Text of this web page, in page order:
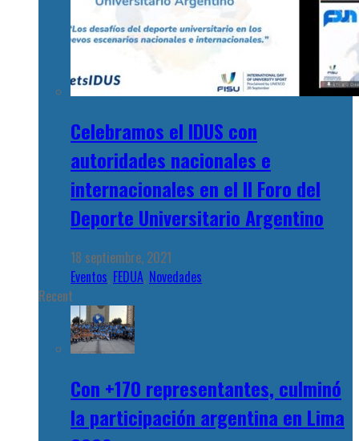
Celebramos el IDUS con
autoridades nacionales e
internacionales en el II Foro del
Deporte Universitario Argentino
18 septiembre, 2021
Eventos, FEDUA, Novedades
Recent
Con +170 representantes, culminó
la participación argentina en Lima